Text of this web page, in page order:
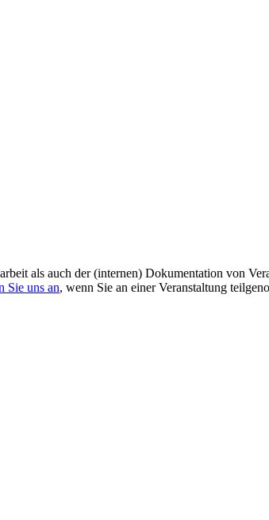
als auch der (internen) Dokumentation von
Sie uns an, wenn Sie an einer Veranstaltung